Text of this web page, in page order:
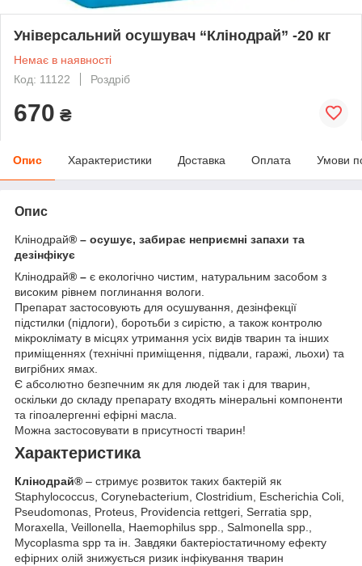
Універсальний осушувач “Клінодрай” -20 кг
Немає в наявності
Код: 11122
Роздріб
670 ₴
Опис Характеристики Доставка Оплата Умови
Опис
Клінодрай® – осушує, забирає неприємні запахи та
дезінфікує
Клінодрай® – є екологічно чистим, натуральним засобом з
високим рівнем поглинання вологи.
Препарат застосовують для осушування, дезінфекції
підстилки (підлоги), боротьби з сирістю, а також контролю
мікроклімату в місцях утримання усіх видів тварин та інших
приміщеннях (технічні приміщення, підвали, гаражі, льохи) та
вигрібних ямах.
Є абсолютно безпечним як для людей так і для тварин,
оскільки до складу препарату входять мінеральні компоненти
та гіпоалергенні ефірні масла.
Можна застосовувати в присутності тварин!
Характеристика
Клінодрай® – стримує розвиток таких бактерій як
Staphylococcus, Corynebacterium, Clostridium, Escherichia Coli,
Pseudomonas, Proteus, Providencia rettgeri, Serratia spp,
Moraxella, Veillonella, Haemophilus spp., Salmonella spp.,
Mycoplasma spp та ін. Завдяки бактеріостатичному ефекту
ефірних олій знижується ризик інфікування тварин